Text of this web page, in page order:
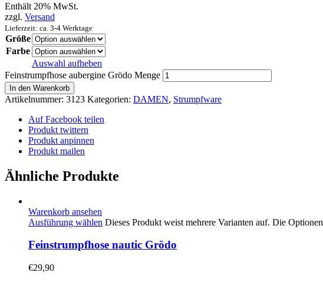
Enthält 20% MwSt.
zzgl. Versand
Lieferzeit: ca. 3-4 Werktage
Größe
Farbe
Auswahl aufheben
Feinstrumpfhose aubergine Grödo Menge
In den Warenkorb
Artikelnummer: 3123 Kategorien: DAMEN, Strumpfware
Auf Facebook teilen
Produkt twittern
Produkt anpinnen
Produkt mailen
Ähnliche Produkte
Warenkorb ansehen
Ausführung wählen Dieses Produkt weist mehrere Varianten auf. Die
Feinstrumpfhose nautic Grödo
€29,90